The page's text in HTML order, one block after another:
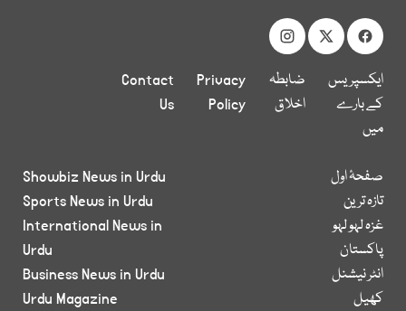
ایکسپریس
کے بارے
میں
ضابطہ
اخلاق
Privacy
Policy
Contact
Us
صفحۂ اول
تازہ ترین
غزہ لہو لہو
پاکستان
انٹر نیشنل
کھیل
Showbiz News in Urdu
Sports News in Urdu
International News in
Urdu
Business News in Urdu
Urdu Magazine